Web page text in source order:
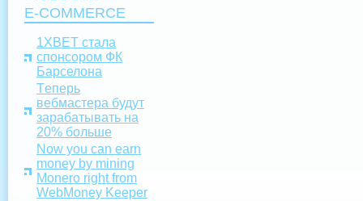
E-COMMERCE
1XBET стала
спонсором ФК
Барселона
Tеперь
вебмастера будут
зарабатывать на
20% больше
Now you can earn
money by mining
Monero right from
WebMoney Keeper